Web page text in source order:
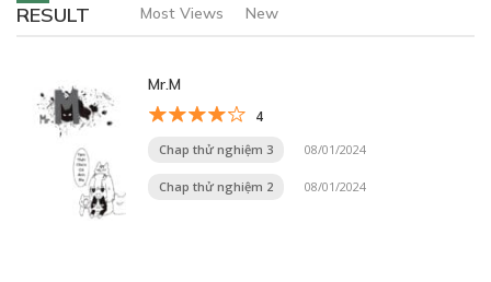
RESULT
Most Views New
Mr.M
4
Chap thử nghiệm 3 08/01/2024
Chap thử nghiệm 2 08/01/2024